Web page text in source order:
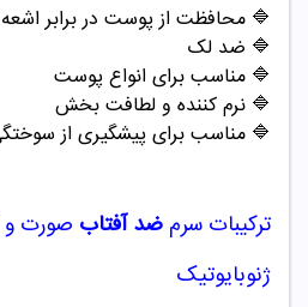
🔷 محافظت از پوست در برابر
🔷 ضد لک
🔷 مناسب برای انواع پوست
🔷 نرم کننده و لطافت بخش
🔷 مناسب برای پیشگیری از
ترکیبات سرم ضد آفتاب
ژنوبایوتیک